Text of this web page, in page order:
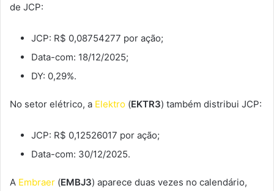
de JCP:
JCP: R$ 0,08754277 por ação;
Data-com: 18/12/2025;
DY: 0,29%.
No setor elétrico, a Elektro (EKTR3) também distribui JCP:
JCP: R$ 0,12526017 por ação;
Data-com: 30/12/2025.
A Embraer (EMBJ3) aparece duas vezes no calendário,